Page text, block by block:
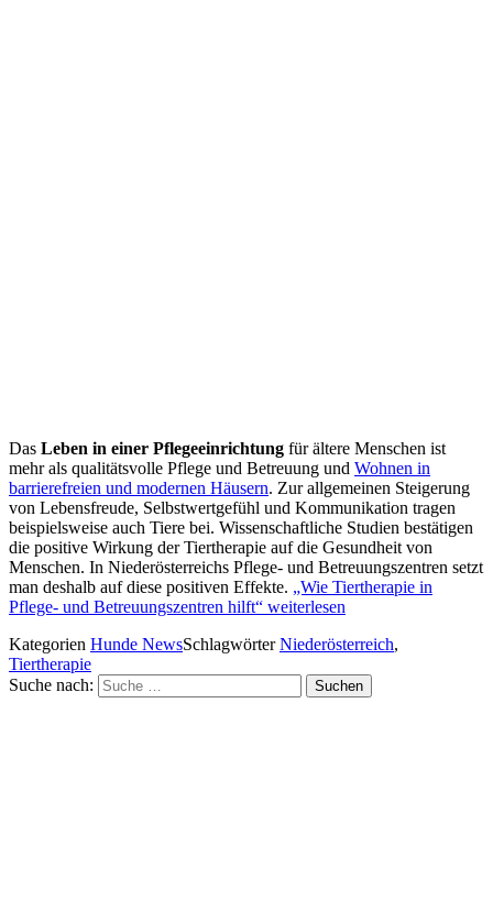
Das Leben in einer Pflegeeinrichtung für ältere Menschen ist
mehr als qualitätsvolle Pflege und Betreuung und Wohnen in
barrierefreien und modernen Häusern. Zur allgemeinen Steigerung
von Lebensfreude, Selbstwertgefühl und Kommunikation tragen
beispielsweise auch Tiere bei. Wissenschaftliche Studien bestätigen
die positive Wirkung der Tiertherapie auf die Gesundheit von
Menschen. In Niederösterreichs Pflege- und Betreuungszentren setzt
man deshalb auf diese positiven Effekte. „Wie Tiertherapie in
Pflege- und Betreuungszentren hilft“ weiterlesen
Kategorien Hunde NewsSchlagwörterNiederösterreich,
Tiertherapie
Suche nach:
Suchen